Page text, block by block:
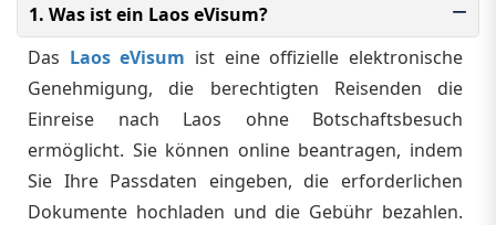
1. Was ist ein Laos eVisum?
Das Laos eVisum ist eine offizielle elektronische
Genehmigung, die berechtigten Reisenden die
Einreise nach Laos ohne Botschaftsbesuch
ermöglicht. Sie können online beantragen, indem
Sie Ihre Passdaten eingeben, die erforderlichen
Dokumente hochladen und die Gebühr bezahlen.